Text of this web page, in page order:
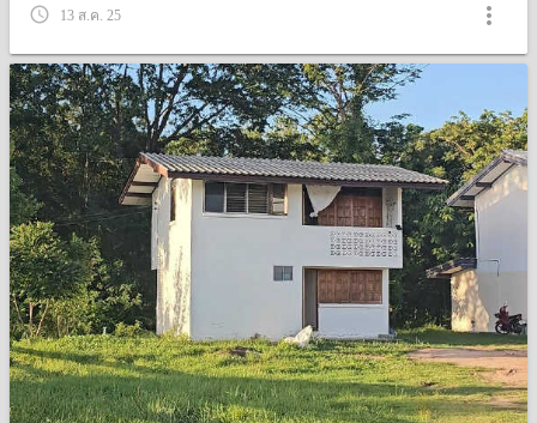
query_builder 13 ส.ค. 25 more_vert